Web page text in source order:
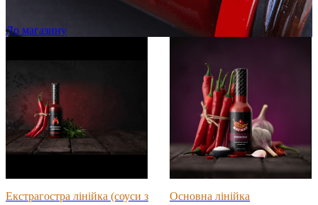
До магазину
Екстрагостра лінійка (соуси з
Основна лінійка